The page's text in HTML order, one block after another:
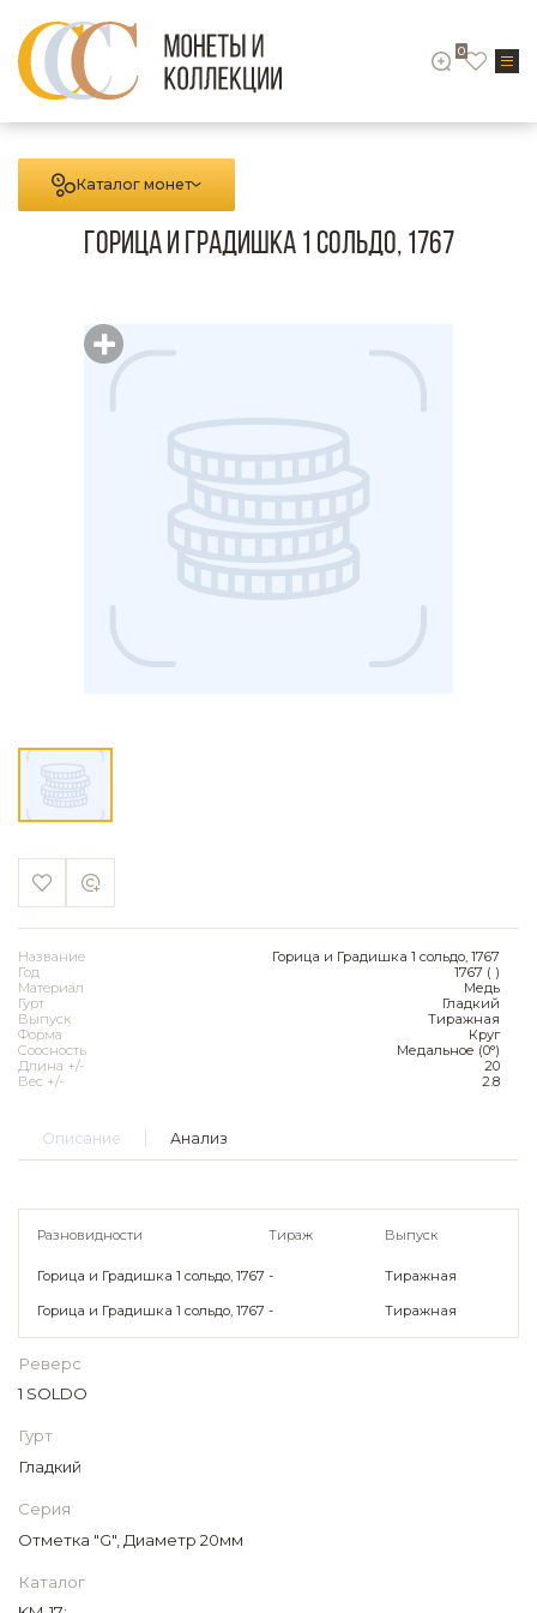
0
Каталог монет
Горица и Градишка 1 сольдо, 1767
Название
Горица и Градишка 1 сольдо, 1767
Год
1767 ( )
Материал
Медь
Гурт
Гладкий
Выпуск
Тиражная
Форма
Круг
Соосность
Медальное (0°)
Длина +/-
20
Вес +/-
2.8
Описание Анализ
Разновидности Тираж Выпуск
Горица и Градишка 1 сольдо, 1767 - Тиражная
Горица и Градишка 1 сольдо, 1767 - Тиражная
Реверс
1 SOLDO
Гурт
Гладкий
Серия
Отметка "G", Диаметр 20мм
Каталог